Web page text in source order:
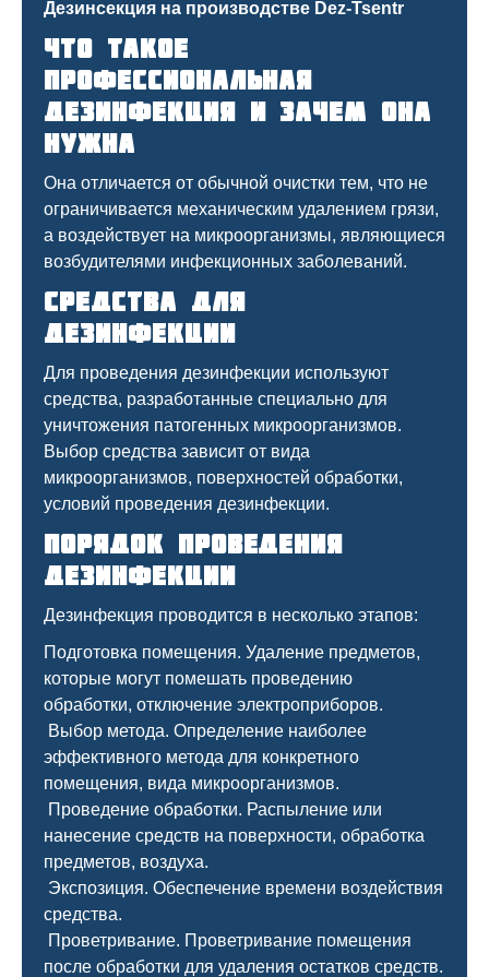
Что такое
профессиональная
дезинфекция и зачем она
нужна
Она отличается от обычной очистки тем, что не
ограничивается механическим удалением грязи,
а воздействует на микроорганизмы, являющиеся
возбудителями инфекционных заболеваний.
Средства для
дезинфекции
Для проведения дезинфекции используют
средства, разработанные специально для
уничтожения патогенных микроорганизмов.
Выбор средства зависит от вида
микроорганизмов, поверхностей обработки,
условий проведения дезинфекции.
Порядок проведения
дезинфекции
Дезинфекция проводится в несколько этапов:
Подготовка помещения. Удаление предметов,
которые могут помешать проведению
обработки, отключение электроприборов.
Выбор метода. Определение наиболее
эффективного метода для конкретного
помещения, вида микроорганизмов.
Проведение обработки. Распыление или
нанесение средств на поверхности, обработка
предметов, воздуха.
Экспозиция. Обеспечение времени воздействия
средства.
Проветривание. Проветривание помещения
после обработки для удаления остатков средств.